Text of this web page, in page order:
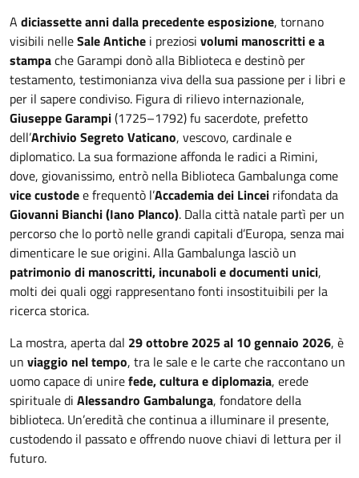
A diciassette anni dalla precedente esposizione, tornano
visibili nelleSale Antiche i preziosi volumi manoscritti e a
stampache Garampi donò alla Biblioteca e destinò per
testamento, testimonianza viva della sua passione per i libri e
per il sapere condiviso. Figura di rilievo internazionale,
Giuseppe Garampi(1725–1792) fu sacerdote, prefetto
dell’Archivio Segreto Vaticano, vescovo, cardinale e
diplomatico. La sua formazione affonda le radici a Rimini,
dove, giovanissimo, entrò nella Biblioteca Gambalunga come
vice custodee frequentò l’Accademia dei Lincei rifondata da
Giovanni Bianchi (Iano Planco). Dalla città natale partì per un
percorso che lo portò nelle grandi capitali d’Europa, senza mai
dimenticare le sue origini. Alla Gambalunga lasciò un
patrimonio di manoscritti, incunaboli e documenti unici,
molti dei quali oggi rappresentano fonti insostituibili per la
ricerca storica.
La mostra, aperta dal 29 ottobre 2025 al 10 gennaio 2026, è
un viaggio nel tempo, tra le sale e le carte che raccontano un
uomo capace di unirefede, cultura e diplomazia, erede
spirituale di Alessandro Gambalunga, fondatore della
biblioteca. Un’eredità che continua a illuminare il presente,
custodendo il passato e offrendo nuove chiavi di lettura per il
futuro.